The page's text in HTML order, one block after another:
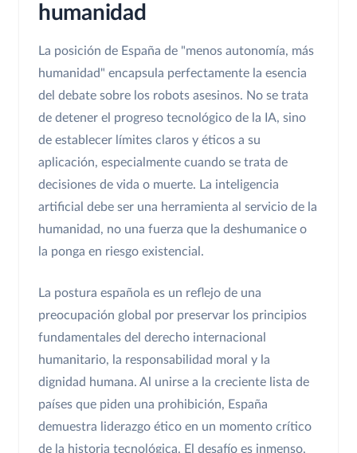
humanidad
La posición de España de "menos autonomía, más
humanidad" encapsula perfectamente la esencia
del debate sobre los robots asesinos. No se trata
de detener el progreso tecnológico de la IA, sino
de establecer límites claros y éticos a su
aplicación, especialmente cuando se trata de
decisiones de vida o muerte. La inteligencia
artificial debe ser una herramienta al servicio de la
humanidad, no una fuerza que la deshumanice o
la ponga en riesgo existencial.
La postura española es un reflejo de una
preocupación global por preservar los principios
fundamentales del derecho internacional
humanitario, la responsabilidad moral y la
dignidad humana. Al unirse a la creciente lista de
países que piden una prohibición, España
demuestra liderazgo ético en un momento crítico
de la historia tecnológica. El desafío es inmenso,